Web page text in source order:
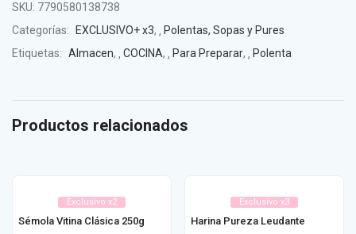
SKU: 7790580138738
Categorías:
EXCLUSIVO+ x3,
Polentas, Sopas y Pures
Etiquetas: Almacen, COCINA, Para Preparar, Polenta
Productos relacionados
Exclusivo x2
Sémola Vitina Clásica 250g
Exclusivo x3
Harina Pureza Leudante